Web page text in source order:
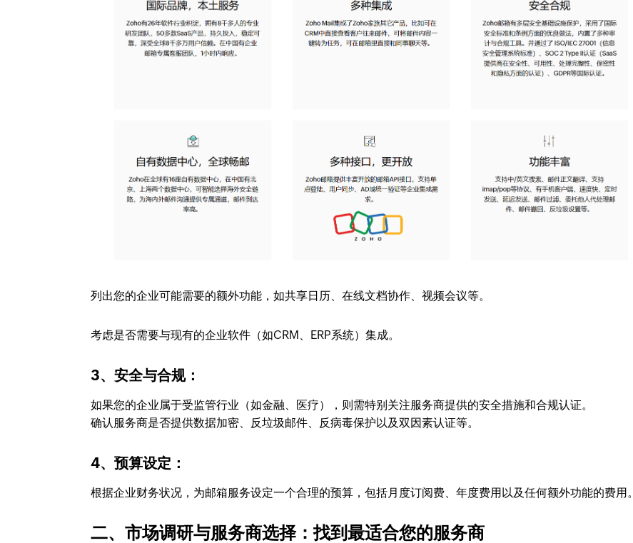
列出您的企业可能需要的额外功能，如共享日历、在线文档协作、视频会议等。
考虑是否需要与现有的企业软件（如CRM、ERP系统）集成。
3、安全与合规：
如果您的企业属于受监管行业（如金融、医疗），则需特别关注服务商提供的安全措施和合规认证。
确认服务商是否提供数据加密、反垃圾邮件、反病毒保护以及双因素认证等。
4、预算设定：
根据企业财务状况，为邮箱服务设定一个合理的预算，包括月度订阅费、年度费用以及任何额外功能的费用。
二、市场调研与服务商选择：找到最适合您的服务商